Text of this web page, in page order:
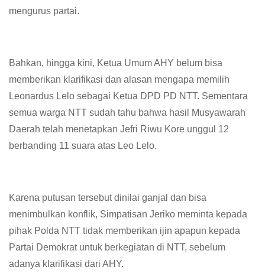
mengurus partai.
Bahkan, hingga kini, Ketua Umum AHY belum bisa
memberikan klarifikasi dan alasan mengapa memilih
Leonardus Lelo sebagai Ketua DPD PD NTT. Sementara
semua warga NTT sudah tahu bahwa hasil Musyawarah
Daerah telah menetapkan Jefri Riwu Kore unggul 12
berbanding 11 suara atas Leo Lelo.
Karena putusan tersebut dinilai ganjal dan bisa
menimbulkan konflik, Simpatisan Jeriko meminta kepada
pihak Polda NTT tidak memberikan ijin apapun kepada
Partai Demokrat untuk berkegiatan di NTT, sebelum
adanya klarifikasi dari AHY.